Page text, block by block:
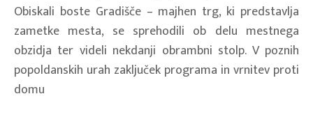
Obiskali boste Gradišče – majhen trg, ki predstavlja
zametke mesta, se sprehodili ob delu mestnega
obzidja ter videli nekdanji obrambni stolp. V poznih
popoldanskih urah zaključek programa in vrnitev proti
domu